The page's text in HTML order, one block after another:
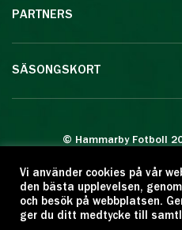
PARTNERS
SÄSONGSKORT
© Hammarby Fotboll
Eftertryck eller annan
Citera oss gärna
Vi använder cookies på vår
den bästa upplevelsen,
och besök på webbplatsen.
ger du ditt medtycke till